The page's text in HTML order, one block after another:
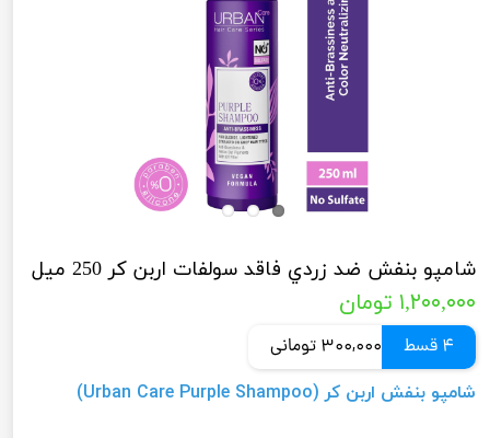
شامپو بنفش ضد زردي فاقد سولفات اربن كر 250 ميل
۱,۲۰۰,۰۰۰ تومان
4 قسط 300,000 تومانی
شامپو بنفش اربن کر (Urban Care Purple Shampoo)